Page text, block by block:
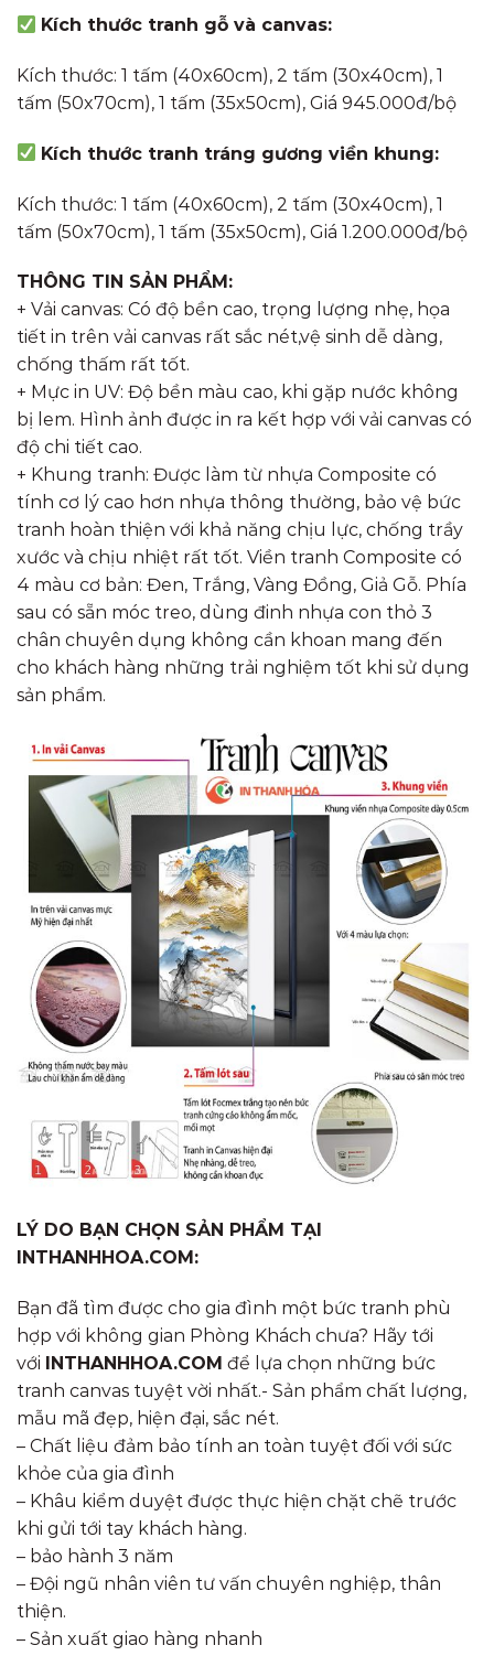
Kích thước tranh gỗ và canvas:
Kích thước: 1 tấm (40x60cm), 2 tấm (30x40cm), 1
tấm (50x70cm), 1 tấm (35x50cm), Giá 945.000đ/bộ
Kích thước tranh tráng gương viền khung:
Kích thước: 1 tấm (40x60cm), 2 tấm (30x40cm), 1
tấm (50x70cm), 1 tấm (35x50cm), Giá 1.200.000đ/bộ
THÔNG TIN SẢN PHẨM:
+ Vải canvas: Có độ bền cao, trọng lượng nhẹ, họa
tiết in trên vải canvas rất sắc nét,vệ sinh dễ dàng,
chống thấm rất tốt.
+ Mực in UV: Độ bền màu cao, khi gặp nước không
bị lem. Hình ảnh được in ra kết hợp với vải canvas có
độ chi tiết cao.
+ Khung tranh: Được làm từ nhựa Composite có
tính cơ lý cao hơn nhựa thông thường, bảo vệ bức
tranh hoàn thiện với khả năng chịu lực, chống trầy
xước và chịu nhiệt rất tốt. Viền tranh Composite có
4 màu cơ bản: Đen, Trắng, Vàng Đồng, Giả Gỗ. Phía
sau có sẵn móc treo, dùng đinh nhựa con thỏ 3
chân chuyên dụng không cần khoan mang đến
cho khách hàng những trải nghiệm tốt khi sử dụng
sản phẩm.
LÝ DO BẠN CHỌN SẢN PHẨM TẠI
INTHANHHOA.COM:
Bạn đã tìm được cho gia đình một bức tranh phù
hợp với không gian Phòng Khách chưa? Hãy tới
với INTHANHHOA.COM để lựa chọn những bức
tranh canvas tuyệt vời nhất.- Sản phẩm chất lượng,
mẫu mã đẹp, hiện đại, sắc nét.
– Chất liệu đảm bảo tính an toàn tuyệt đối với sức
khỏe của gia đình
– Khâu kiểm duyệt được thực hiện chặt chẽ trước
khi gửi tới tay khách hàng.
– bảo hành 3 năm
– Đội ngũ nhân viên tư vấn chuyên nghiệp, thân
thiện.
– Sản xuất giao hàng nhanh